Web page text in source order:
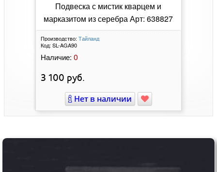
Подвеска с мистик кварцем и
марказитом из серебра Арт: 638827
Производство: Тайланд
Код: SL-AGA90
Наличие: 0
3 100 руб.
Нет в наличии